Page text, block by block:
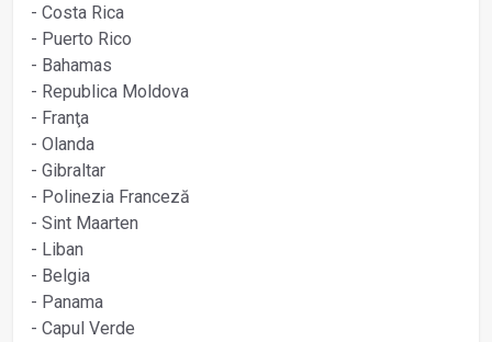
- Costa Rica
- Puerto Rico
- Bahamas
- Republica Moldova
- Franţa
- Olanda
- Gibraltar
- Polinezia Franceză
- Sint Maarten
- Liban
- Belgia
- Panama
- Capul Verde